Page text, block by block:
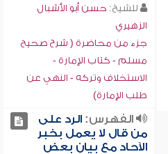
للشيخ: حسن أبو الأشبال
الزهيري
جزء من محاضرة ( شرح صحيح
مسلم - كتاب الإمارة -
الاستخلاف وتركه - النهي عن
طلب الإمارة)
الفهرس:الرد على
من قال لا يعمل بخبر
الآحاد مع بيان بعض